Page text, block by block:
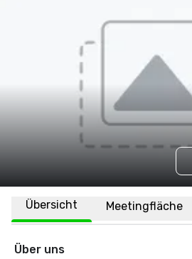
Übersicht Meetingfläche
Über uns